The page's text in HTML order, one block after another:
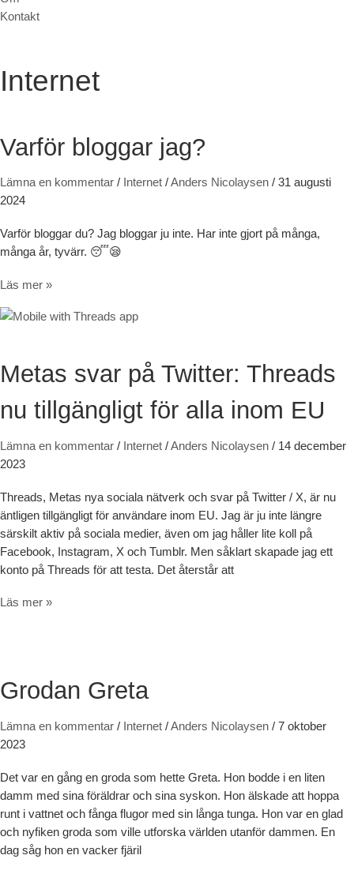
Kontakt
Internet
Varför bloggar jag?
Lämna en kommentar / Internet /Anders Nicolaysen / 31 augusti
2024
Varför bloggar du? Jag bloggar ju inte. Har inte gjort på många,
många år, tyvärr. 😴😪
Varför bloggar jag?
Läs mer »
Metas svar på Twitter: Threads
nu tillgängligt för alla inom EU
Lämna en kommentar / Internet /Anders Nicolaysen / 14 december
2023
Threads, Metas nya sociala nätverk och svar på Twitter / X, är nu
äntligen tillgängligt för användare inom EU. Jag är ju inte längre
särskilt aktiv på sociala medier, även om jag håller lite koll på
Facebook, Instagram, X och Tumblr. Men såklart skapade jag ett
konto på Threads för att testa. Det återstår att
Metas svar på Twitter: Threads nu tillgängligt för alla inom EU
Läs mer »
Grodan Greta
Lämna en kommentar / Internet /Anders Nicolaysen / 7 oktober
2023
Det var en gång en groda som hette Greta. Hon bodde i en liten
damm med sina föräldrar och sina syskon. Hon älskade att hoppa
runt i vattnet och fånga flugor med sin långa tunga. Hon var en glad
och nyfiken groda som ville utforska världen utanför dammen. En
dag såg hon en vacker fjäril